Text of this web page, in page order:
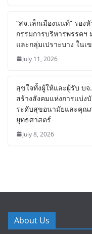
“สจ.เล็กเมืองนนท์” รอ
กรรมการบริหารพรรคฯ
และกลุ่มเปราะบาง ในเ
July 11, 2026
สุขใจทั้งผู้ให้และผู้รับ บ
สร้างสังคมแห่งการแบ่ง
ระดับสุขอนามัยและคุณ
ยุทธศาสตร์
July 8, 2026
About Us